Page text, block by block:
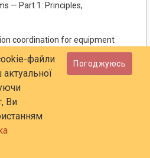
— Part 1: Prin­ciples,
coordination for equipment
— Part 3: Use of coating, potting
against pollution
coordination for equipment
— Part 5: Comprehensive
and creepage distances
hazard testing — Part 2-11:
файли
Ви
Погоджуюсь